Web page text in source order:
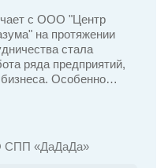
Документы
ИП
с ООО "Центр
на протяжении
стала
ряда предприятий,
Особенно
помимо качественной
бизнеса
кадровой и
СПП «ДаДаДа»